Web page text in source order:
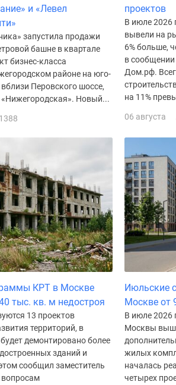
и «Левел
запустила продажи
башне в квартале
бизнес-класса
районе на юго-
Перовского шоссе,
«Нижегородская». Новый...
1388
проектов
В июле 2026
вывели на
6% больше,
в
Дом.рф.
на 11%
06 августа
КРТ в Москве
тыс. кв. м недостроя
13 проектов
территорий, в
демонтировано более
зданий и
сообщил заместитель
Июльские
Москве от
В июле 2026
Москвы
жилых
началась
четырех